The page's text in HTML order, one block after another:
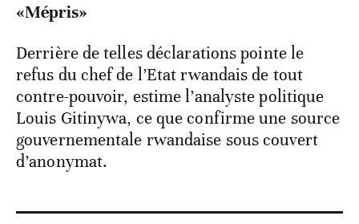
«Mépris»
Derrière de telles déclarations pointe le
refus du chef de l’Etat rwandais de tout
contre-pouvoir, estime l’analyste politique
Louis Gitinywa, ce que confirme une source
gouvernementale rwandaise sous couvert
d’anonymat.